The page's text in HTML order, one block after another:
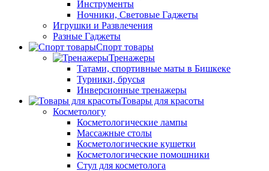
Инструменты
Ночники, Световые Гаджеты
Игрушки и Развлечения
Разные Гаджеты
Спорт товары
Тренажеры
Татами, спортивные маты в Бишкеке
Турники, брусья
Инверсионные тренажеры
Товары для красоты
Косметологу
Косметологические лампы
Массажные столы
Косметологические кушетки
Косметологические помошники
Стул для косметолога